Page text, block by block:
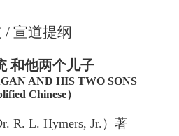
/ 宣道提纲
和他两个儿子
AND HIS TWO SONS
Chinese）
R. L. Hymers, Jr.）著